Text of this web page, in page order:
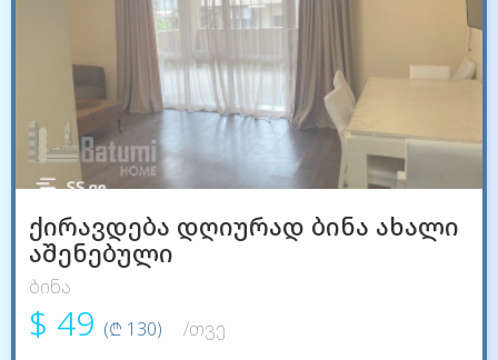
ქირავდება დღიურად ბინა ახალი
აშენებული
ბინა
$ 49 (₾ 130)
/თვე